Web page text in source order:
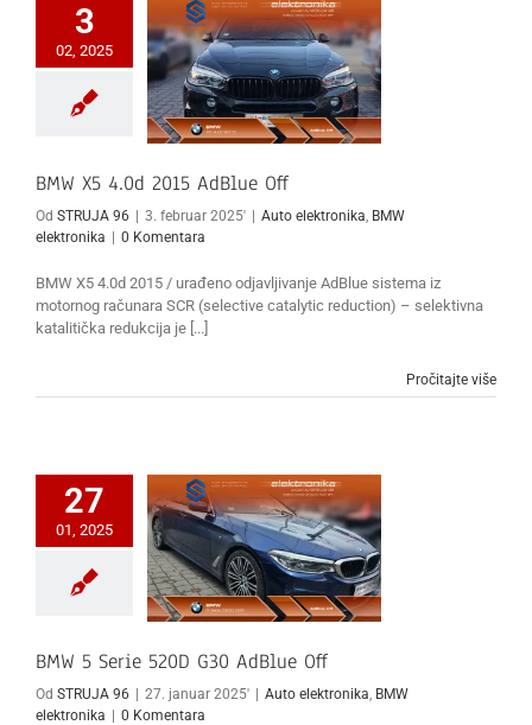
3
02, 2025
BMW X5 4.0d 2015 AdBlue
Off
BMW
elektronika
BMW X5 4.0d 2015 AdBlue Off
Od STRUJA 96 | 3. februar 2025' | Auto elektronika BMW
elektronika | 0 Komentara
BMW X5 4.0d 2015 / urađeno odjavljivanje AdBlue sistema iz
motornog računara SCR (selective catalytic reduction) – selektivna
katalitička redukcija je [...]
Pročitajte više
27
01, 2025
AdBlue Off
elektronika
BMW 5 Serie 520D G30 AdBlue Off
Od STRUJA 96 27. januar 2025' Auto elektronika, BMW
elektronika
0 Komentara